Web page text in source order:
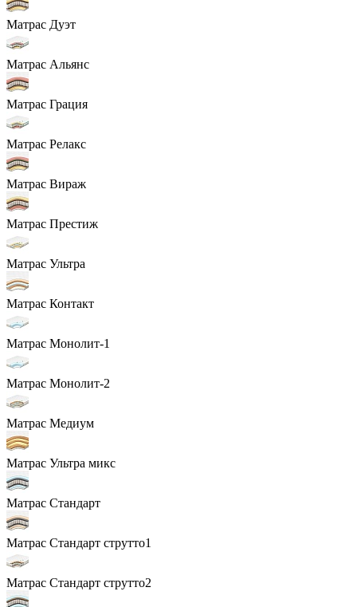
Матрас Дуэт
Матрас Альянс
Матрас Грация
Матрас Релакс
Матрас Вираж
Матрас Престиж
Матрас Ультра
Матрас Контакт
Матрас Монолит-1
Матрас Монолит-2
Матрас Медиум
Матрас Ультра микс
Матрас Стандарт
Матрас Стандарт струтто1
Матрас Стандарт струтто2